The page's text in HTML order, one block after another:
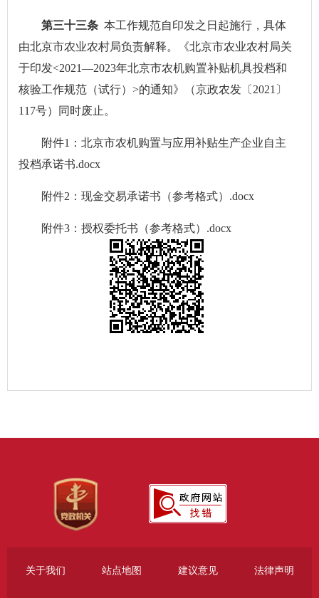
第三十三条 本工作规范自印发之日起施行，具体
由北京市农业农村局负责解释。《北京市农业农村局关
于印发<2021—2023年北京市农机购置补贴机具投档和
核验工作规范（试行）>的通知》（京政农发〔2021〕
117号）同时废止。
附件1：北京市农机购置与应用补贴生产企业自主
投档承诺书.docx
附件2：现金交易承诺书（参考格式）.docx
附件3：授权委托书（参考格式）.docx
关于我们 站点地图 建议意见 法律声明